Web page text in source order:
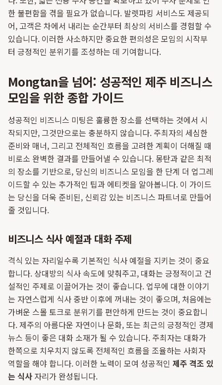
한 불편함을 겪을 필요가 없습니다. 발렛파킹 서비스도 제공되
어, 고객은 차에서 내리는 순간부터 최상의 서비스를 경험할 수
있습니다. 이러한 사소하지만 중요한 편의성은 모임의 시작부
터 긍정적인 분위기를 조성하는 데 기여합니다.
Mongtan을 넘어: 성공적인 제주 비즈니스
모임을 위한 종합 가이드
성공적인 비즈니스 미팅은 훌륭한 장소를 선택하는 것에서 시
작되지만, 그것만으로는 충분하지 않습니다. 주최자의 세심한
준비와 매너, 그리고 전체적인 흐름을 고려한 계획이 더해질 때
비로소 완벽한 결과를 만들어낼 수 있습니다. 몽탄과 같은 최적
의 장소를 기반으로, 당신의 비즈니스 모임을 한 단계 더 업그레
이드할 수 있는 추가적인 팁과 에티켓을 알아봅니다. 이 가이드
는 당신을 더욱 준비된, 신뢰감 있는 비즈니스 파트너로 만들어
줄 것입니다.
비즈니스 식사 예절과 대화 주제
격식 있는 자리일수록 기본적인 식사 예절을 지키는 것이 중요
합니다. 상대방의 식사 속도에 맞춰주고, 대화는 긍정적이고 건
설적인 주제로 이끌어가는 것이 좋습니다. 업무에 대한 이야기
는 자연스럽게 식사 중반 이후에 꺼내는 것이 좋으며, 처음에는
가벼운 스몰 토크로 분위기를 편안하게 만드는 것이 중요합니
다. 제주의 아름다운 자연이나 문화, 또는 최근의 긍정적인 경제
뉴스 등이 좋은 대화 소재가 될 수 있습니다. 주최자는 대화가
한쪽으로 치우치지 않도록 전체적인 흐름을 조율하는 사회자
역할을 해야 합니다. 이러한 노력이 모여 성공적인 제주 격조 있
는 식사 자리가 완성됩니다.